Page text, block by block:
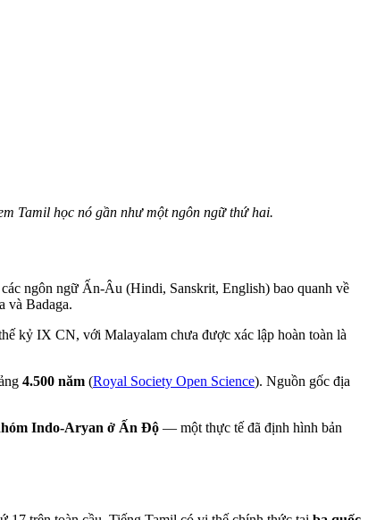
Tamil học nó gần như một ngôn ngữ thứ hai.
ngôn ngữ Ấn-Âu (Hindi, Sanskrit, English) bao quanh về
và Badaga.
kỷ IX CN, với Malayalam chưa được xác lập hoàn toàn là
4.500 năm (Royal Society Open Science). Nguồn gốc địa
Indo-Aryan ở Ấn Độ — một thực tế đã định hình bản